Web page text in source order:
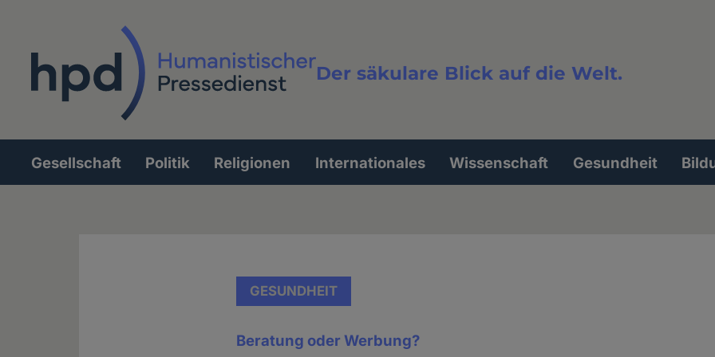
Der säkulare Blick auf die Welt.
Volltextsuche
Hauptnavigation
Gesellschaft Politik Religionen Internationales Wissenschaft Gesundheit
GESUNDHEIT
Beratung oder Werbung?